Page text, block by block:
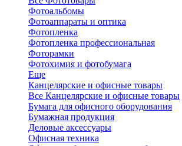
Фотоальбомы
Фотоаппараты и оптика
Фотопленка
Фотопленка профессиональная
Фоторамки
Фотохимия и фотобумага
Еще
Канцелярские и офисные товары
Все Канцелярские и офисные товары
Бумага для офисного оборудования
Бумажная продукция
Деловые аксессуары
Офисная техника